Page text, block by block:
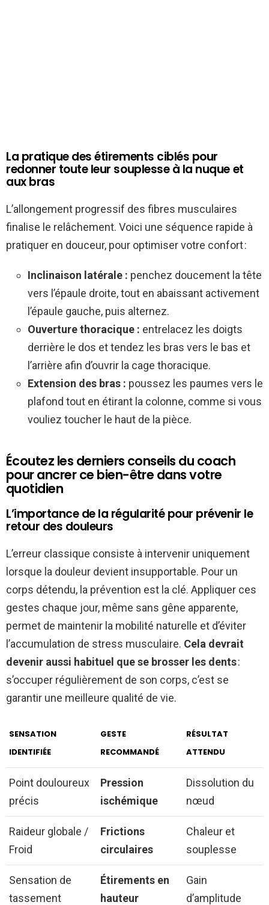
La pratique des étirements ciblés pour
redonner toute leur souplesse à la nuque et
aux bras
L’allongement progressif des fibres musculaires
finalise le relâchement. Voici une séquence rapide à
pratiquer en douceur, pour optimiser votre confort :
Inclinaison latérale : penchez doucement la tête
vers l’épaule droite, tout en abaissant activement
l’épaule gauche, puis alternez.
Ouverture thoracique : entrelacez les doigts
derrière le dos et tendez les bras vers le bas et
l’arrière afin d’ouvrir la cage thoracique.
Extension des bras : poussez les paumes vers le
plafond tout en étirant la colonne, comme si vous
vouliez toucher le haut de la pièce.
Écoutez les derniers conseils du coach
pour ancrer ce bien-être dans votre
quotidien
L’importance de la régularité pour prévenir le
retour des douleurs
L’erreur classique consiste à intervenir uniquement
lorsque la douleur devient insupportable. Pour un
corps détendu, la prévention est la clé. Appliquer ces
gestes chaque jour, même sans gêne apparente,
permet de maintenir la mobilité naturelle et d’éviter
l’accumulation de stress musculaire. Cela devrait
devenir aussi habituel que se brosser les dents:
s’occuper régulièrement de son corps, c’est se
garantir une meilleure qualité de vie.
SENSATION
IDENTIFIÉE
GESTE
RECOMMANDÉ
RÉSULTAT
ATTENDU
Point douloureux
précis
Pression
ischémique
Dissolution du
nœud
Raideur globale /
Froid
Frictions
circulaires
Chaleur et
souplesse
Sensation de
tassement
Étirements en
hauteur
Gain
d’amplitude